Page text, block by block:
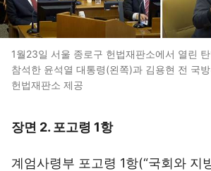
1월23일 서울 종로구 헌법재판소에서 열린
참석한 윤석열 대통령(왼쪽)과 김용현 전 국
헌법재판소 제공
장면 2. 포고령 1항
계엄사령부 포고령 1항(“국회와 지